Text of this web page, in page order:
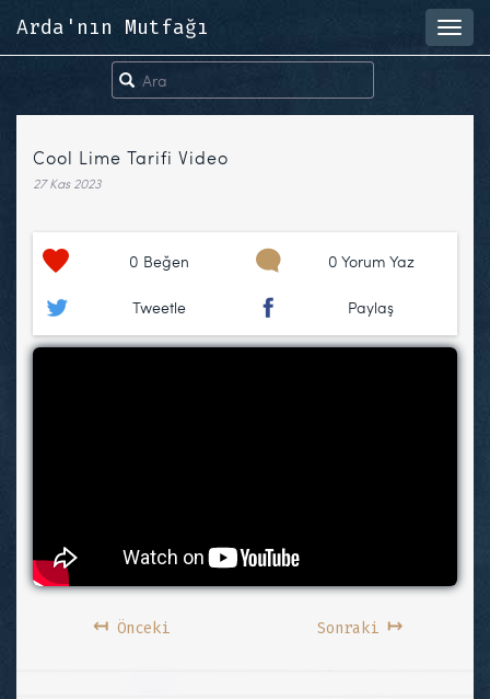
Arda'nın Mutfağı
Cool Lime Tarifi Video
27 Kas 2023
0 Beğen 0 Yorum Yaz
Tweetle Paylaş
↤Önceki Sonraki ↦